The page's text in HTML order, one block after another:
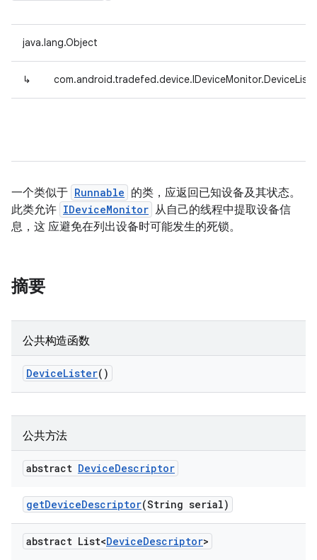
java.lang.Object
↳
一个类似于 Runnable 的类，应返回已知设备及其状态。
此类允许 IDeviceMonitor 从自己的线程中提取设备信
息，这 应避免在列出设备时可能发生的死锁。
摘要
公共构造函数
DeviceLister()
公共方法
abstract DeviceDescriptor
getDeviceDescriptor(String serial)
abstract List<DeviceDescriptor>